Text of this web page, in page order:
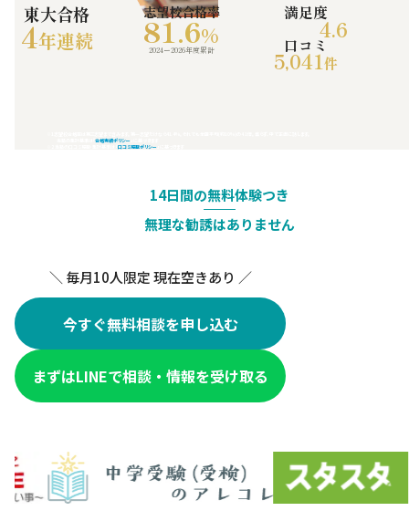
東大合格
4年連続
志望校合格率
81.6%
2024ー2026年度累計
満足度
4.6
口コミ
5,041件
当塾の集計基準は『合格実績ポリシー
※2 当塾の口コミ掲載・集計基準は『口コミ掲載ポリシー
14日間の無料体験つき
無理な勧誘はありません
＼ 毎月10人限定 現在空きあり ／
今すぐ無料相談を申し込む
まずはLINEで相談・情報を受け取る